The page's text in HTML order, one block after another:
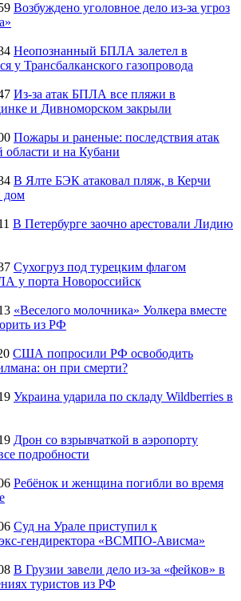
Возбуждено уголовное дело из-за угроз
Неопознанный БПЛА залетел в
у Трансбалканского газопровода
Из-за атак БПЛА все пляжи в
и Дивноморском закрыли
Пожары и раненые: последствия атак
и на Кубани
В Ялте БЭК атаковал пляж, в Керчи
дом
В Петербурге заочно арестовали Лидию
Сухогруз под турецким флагом
у порта Новороссийск
«Веселого молочника» Уолкера вместе
из РФ
США попросили РФ освободить
он при смерти?
Украина ударила по складу Wildberries в
Дрон со взрывчаткой в аэропорту
подробности
Ребёнок и женщина погибли во время
Суд на Урале приступил к
гендиректора «ВСМПО-Ависма»
В Грузии завели дело из-за «фейков» в
туристов из РФ